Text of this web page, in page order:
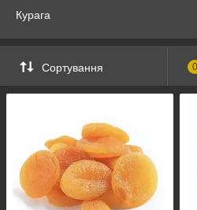
Курага
Сортування 0